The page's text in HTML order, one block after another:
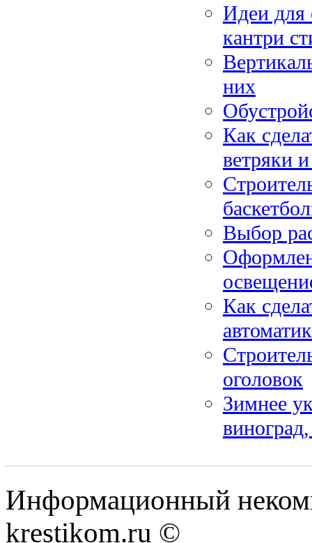
Идеи для
кантри
них
Как
ветряки
Выбор
Как
оголовок
Зимнее
Информационный
krestikom.ru ©